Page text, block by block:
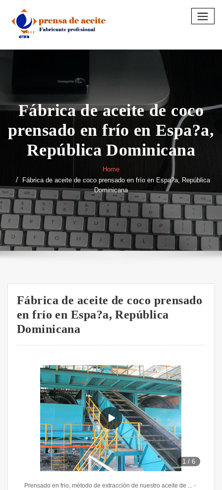
content
Fábrica de aceite de coco
prensado en frío en Espa?a,
República Dominicana
Home
Fábrica de aceite de coco prensado en frío en Espa?a, República
Dominicana
Fábrica de aceite de coco prensado
en frío en Espa?a, República
Dominicana
1 /6
Prensado en frio, método de extracción de nuestro aceite de ... -